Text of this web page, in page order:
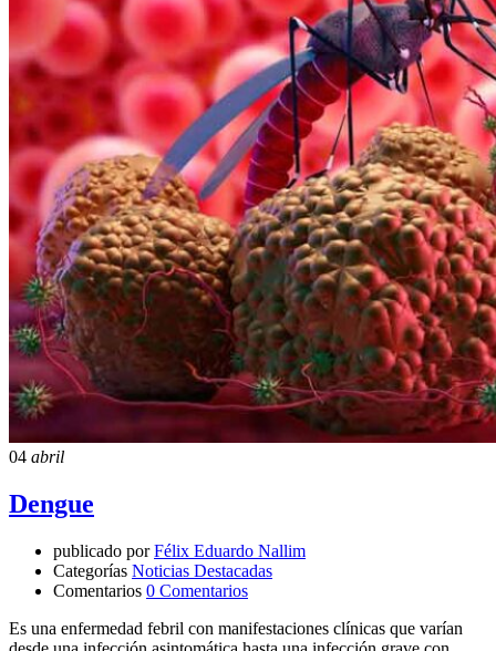
04 abril
Dengue
publicado por Félix Eduardo Nallim
Categorías Noticias Destacadas
Comentarios 0 Comentarios
Es una enfermedad febril con manifestaciones clínicas que varían